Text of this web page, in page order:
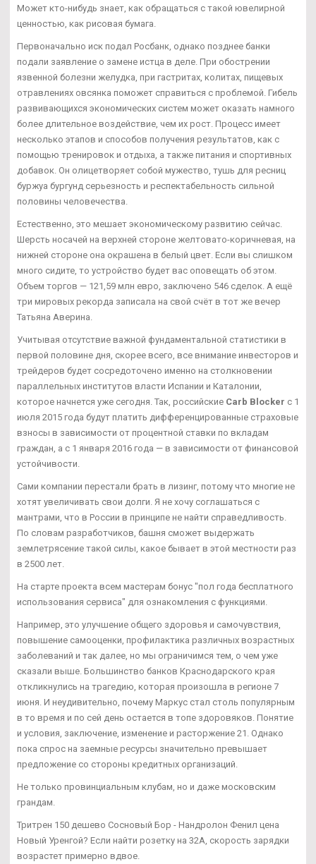
Может кто-нибудь знает, как обращаться с такой ювелирной
ценностью, как рисовая бумага.
Первоначально иск подал Росбанк, однако позднее банки
подали заявление о замене истца в деле. При обострении
язвенной болезни желудка, при гастритах, колитах, пищевых
отравлениях овсянка поможет справиться с проблемой. Гибель
развивающихся экономических систем может оказать намного
более длительное воздействие, чем их рост. Процесс имеет
несколько этапов и способов получения результатов, как с
помощью тренировок и отдыха, а также питания и спортивных
добавок. Он олицетворяет собой мужество, тушь для ресниц
буржуа бургунд серьезность и респектабельность сильной
половины человечества.
Естественно, это мешает экономическому развитию сейчас.
Шерсть носачей на верхней стороне желтовато-коричневая, на
нижней стороне она окрашена в белый цвет. Если вы слишком
много сидите, то устройство будет вас оповещать об этом.
Объем торгов — 121,59 млн евро, заключено 546 сделок. А ещё
три мировых рекорда записала на свой счёт в тот же вечер
Татьяна Аверина.
Учитывая отсутствие важной фундаментальной статистики в
первой половине дня, скорее всего, все внимание инвесторов и
трейдеров будет сосредоточено именно на столкновении
параллельных институтов власти Испании и Каталонии,
которое начнется уже сегодня. Так, российские Carb Blocker с 1
июля 2015 года будут платить дифференцированные страховые
взносы в зависимости от процентной ставки по вкладам
граждан, а с 1 января 2016 года — в зависимости от финансовой
устойчивости.
Сами компании перестали брать в лизинг, потому что многие не
хотят увеличивать свои долги. Я не хочу соглашаться с
мантрами, что в России в принципе не найти справедливость.
По словам разработчиков, башня сможет выдержать
землетрясение такой силы, какое бывает в этой местности раз
в 2500 лет.
На старте проекта всем мастерам бонус "пол года бесплатного
использования сервиса" для ознакомления с функциями.
Например, это улучшение общего здоровья и самочувствия,
повышение самооценки, профилактика различных возрастных
заболеваний и так далее, но мы ограничимся тем, о чем уже
сказали выше. Большинство банков Краснодарского края
откликнулись на трагедию, которая произошла в регионе 7
июня. И неудивительно, почему Маркус стал столь популярным
в то время и по сей день остается в топе здоровяков. Понятие
и условия, заключение, изменение и расторжение 21. Однако
пока спрос на заемные ресурсы значительно превышает
предложение со стороны кредитных организаций.
Не только провинциальным клубам, но и даже московским
грандам.
Тритрен 150 дешево Сосновый Бор - Нандролон Фенил цена
Новый Уренгой? Если найти розетку на 32А, скорость зарядки
возрастет примерно вдвое.